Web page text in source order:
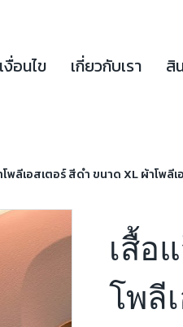
งื่อนไข เกี่ยวกับเรา สิ
พลีเอสเตอร์ สีดำ ขนาด XL ผ้าโพลี
เสื้อ
โพลี